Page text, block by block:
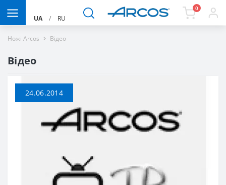
UA / RU
0
Ножі Arcos Вiдео
Вiдео
24.06.2014